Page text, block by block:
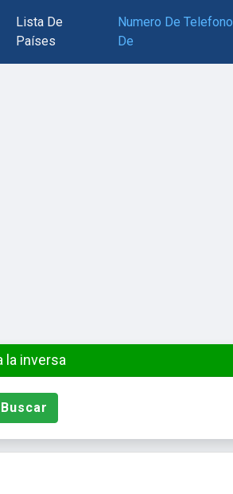
Lista De
Países
Numero De Telefono
De
la inversa
Buscar